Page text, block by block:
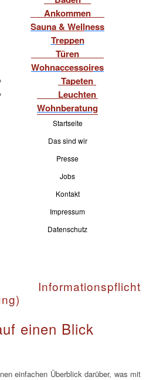
Ankommen
Sauna & Wellness
Treppen
Türen
Wohnaccessoires
Tapeten
Leuchten
Wohnberatung
Startseite
Das sind wir
Presse
Jobs
Kontakt
Impressum
Datenschutz
einen Blick
einfachen Überblick darüber, was mit